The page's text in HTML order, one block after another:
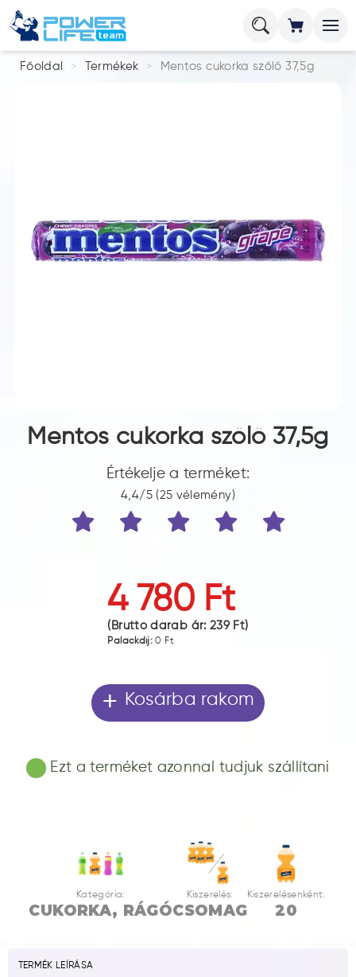
Főoldal Termékek Mentos cukorka szőlő 37,5g
Mentos cukorka szőlő 37,5g
Értékelje a terméket:
4,4/5 (25 vélemény)
4 780 Ft
(Bruttó darab ár: 239 Ft)
Palackdíj:0 Ft
+ Kosárba rakom
Ezt a terméket azonnal tudjuk szállítani
Kategória:
CUKORKA, RÁGÓ
Kiszerelés:
CSOMAG
Kiszerelésenként:
20
TERMÉK LEÍRÁSA